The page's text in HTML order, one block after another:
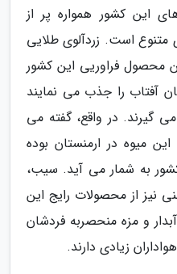
های این کشور همواره پر از
است. زردآلوی طلایی
محصول فراوریی این کشور
آفتاب را جذب می نمایند
گیرند. در واقع، گفته می
میوه در ارمنستان بوده
به شمار می آید. سیب،
نیز از محصولات رایج این
و مزه منحصربه فردشان
زیادی دارند.